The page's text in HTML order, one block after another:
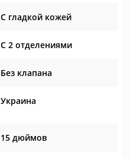
С гладкой кожей
С 2 отделениями
Без клапана
Украина
15 дюймов